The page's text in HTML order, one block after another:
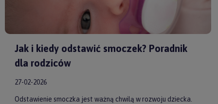
Jak i kiedy odstawić smoczek? Poradnik
dla rodziców
27-02-2026
Odstawienie smoczka jest ważną chwilą w rozwoju dziecka.